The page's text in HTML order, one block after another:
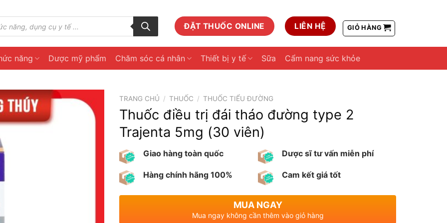
ĐẶT THUỐC ONLINE LIÊN HỆ GIỎ HÀNG
năng Dược mỹ phẩm Chăm sóc cá nhân Thiết bị y tế Sữa Cẩm nang sức khỏe
TRANG CHỦ / THUỐC / THUỐC TIỂU ĐƯỜNG
Thuốc điều trị đái tháo đường type 2
Trajenta 5mg (30 viên)
Giao hàng toàn quốc
Hàng chính hãng 100%
Dược sĩ tư vấn miễn phí
Cam kết giá tốt
MUA NGAY
Mua ngay không cần thêm vào giỏ hàng